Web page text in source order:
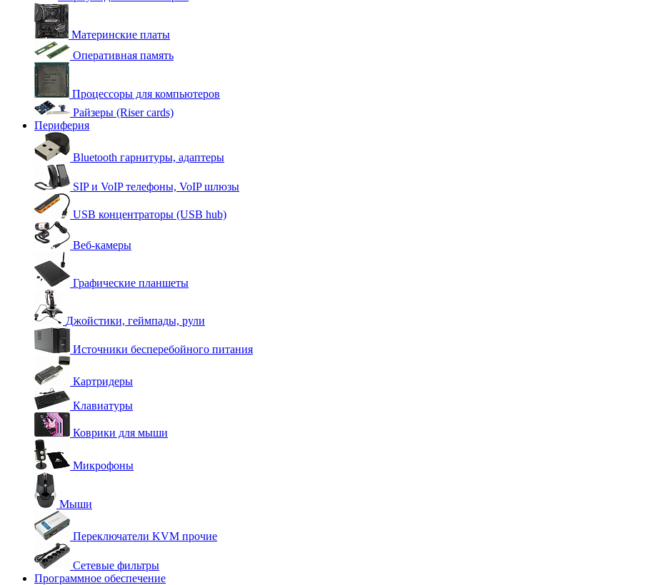
Материнские платы
Оперативная память
Процессоры для компьютеров
Райзеры (Riser cards)
Периферия
Bluetooth гарнитуры, адаптеры
SIP и VoIP телефоны, VoIP шлюзы
USB концентраторы (USB hub)
Веб-камеры
Графические планшеты
Джойстики, геймпады, рули
Источники бесперебойного питания
Картридеры
Клавиатуры
Коврики для мыши
Микрофоны
Мыши
Переключатели KVM прочие
Сетевые фильтры
Программное обеспечение